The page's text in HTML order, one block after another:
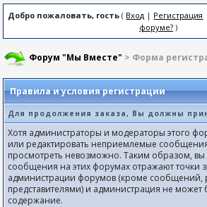
Добро пожаловать, гость ( Вход | Регистрация
форуме?)
Форум "Мы Вместе" > Форма
Правила и условия регистрации
Для продолжения заказа, Вы должны
Хотя администраторы и модераторы этого
или редактировать неприемлемые
просмотреть невозможно. Таким образом, вы
сообщения на этих форумах отражают точки
администрации форумов (кроме сообщений,
представителями) и администрация не может
содержание.